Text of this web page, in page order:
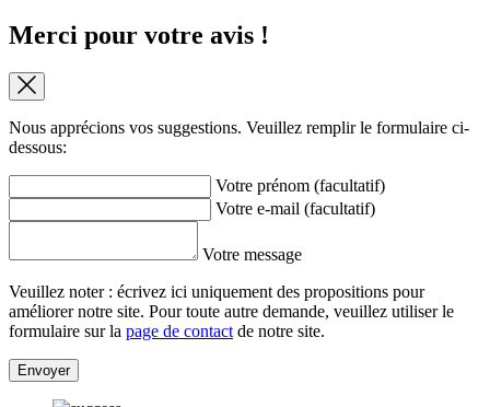
Merci pour votre avis !
Nous apprécions vos suggestions. Veuillez remplir le formulaire ci-
dessous:
Votre prénom (facultatif)
Votre e-mail (facultatif)
Votre message
Veuillez noter : écrivez ici uniquement des propositions pour
améliorer notre site. Pour toute autre demande, veuillez utiliser le
formulaire sur la page de contact de notre site.
Envoyer